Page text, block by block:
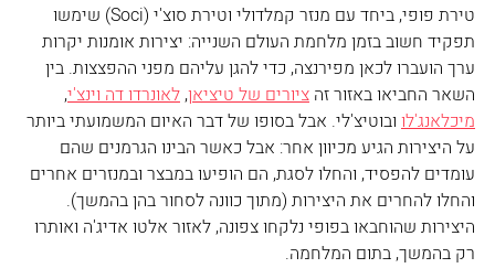
טירת פופי, ביחד עם מנזר קמלדולי וטירת סוצ'י (Soci) שימשו
תפקיד חשוב בזמן מלחמת העולם השנייה: יצירות אומנות יקרות
ערך הועברו לכאן מפירנצה, כדי להגן עליהם מפני ההפצצות. בין
השאר החביאו באזור זה ציורים של טיציאן, לאונרדו דה וינצ'י,
מיכלאנג'לו ובוטיצ'לי. אבל בסופו של דבר האיום המשמועתי ביותר
על היצירות הגיע מכיוון אחר: אבל כאשר הבינו הגרמנים שהם
עומדים להפסיד, והחלו לסגת, הם הופיעו במבצר ובמנזרים אחרים
והחלו להחרים את היצירות (מתוך כוונה לסחור בהן בהמשך).
היצירות שהוחבאו בפופי נלקחו צפונה, לאזור אלטו אדיג'ה ואותרו
רק בהמשך, בתום המלחמה.